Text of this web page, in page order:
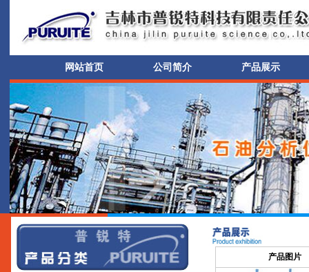
网站首页 公司简介 产品展示
产品图片